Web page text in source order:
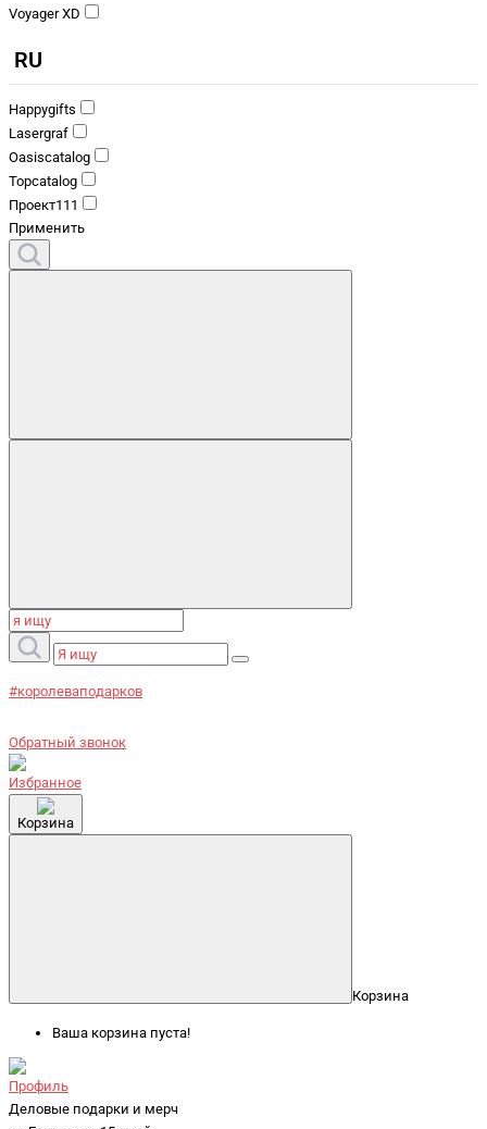
Voyager XD
RU
Happygifts
Lasergraf
Oasiscatalog
Topcatalog
Проект111
Применить
#королеваподарков
Обратный звонок
Избранное
Корзина
Корзина
Ваша корзина пуста!
Профиль
Деловые подарки и мерч